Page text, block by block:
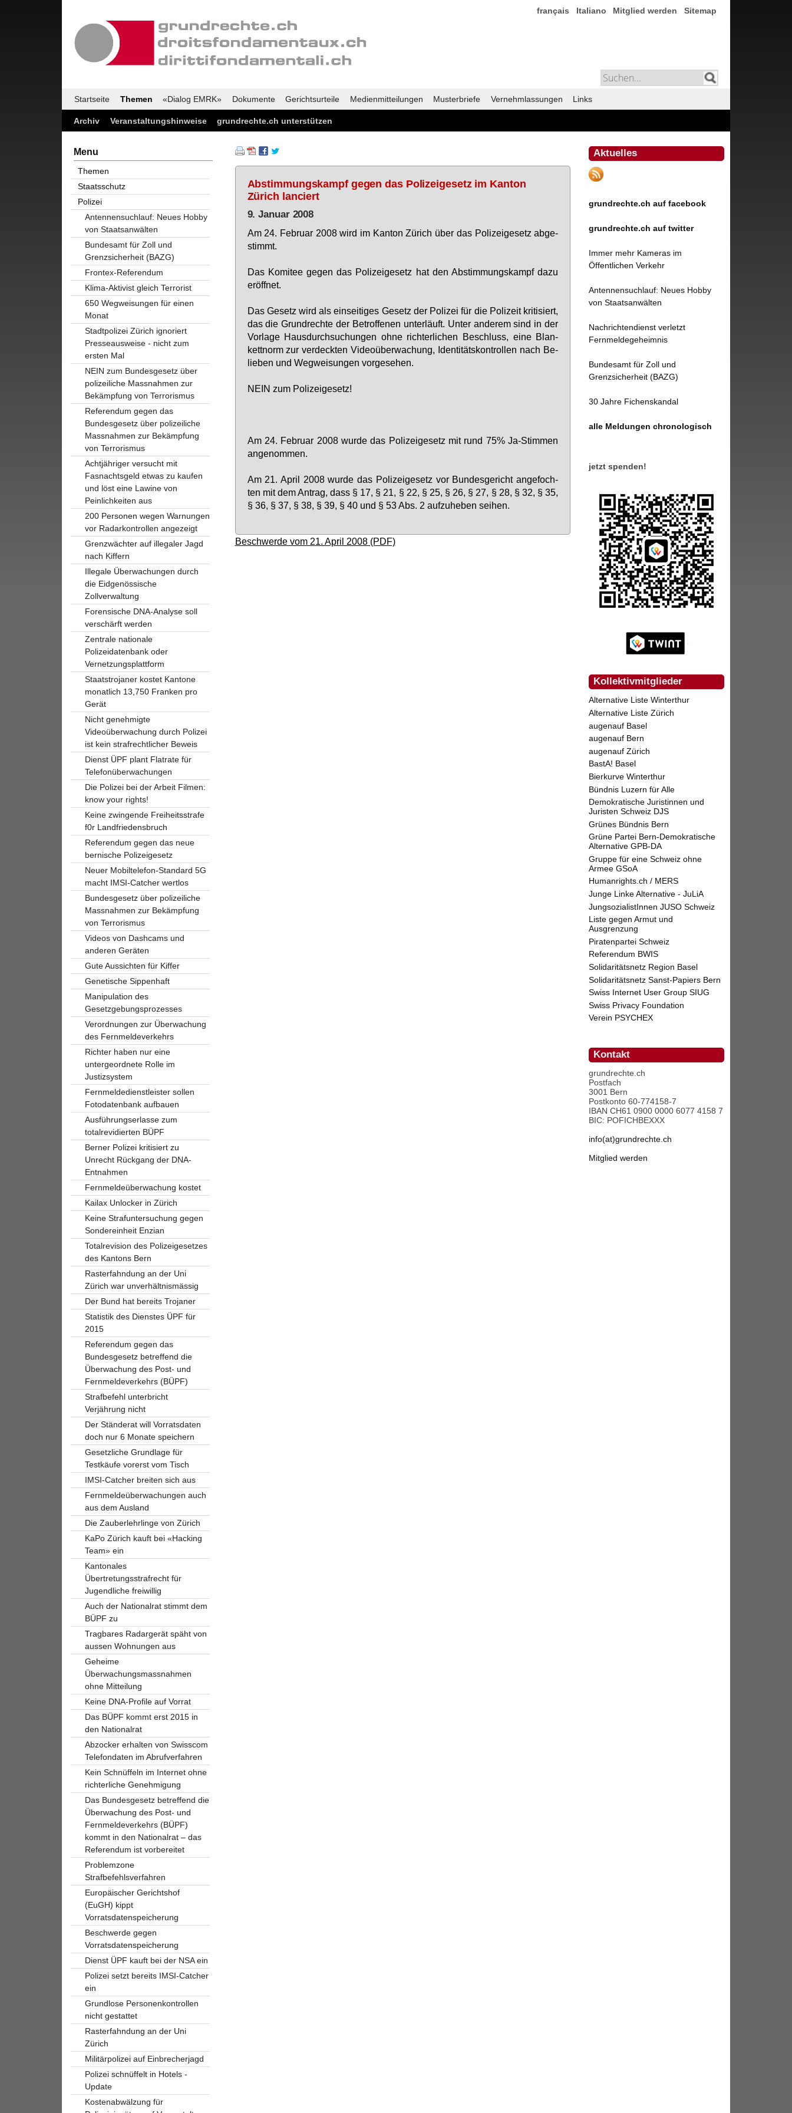
français Italiano Mitglied werden Sitemap
Startseite Themen «Dialog EMRK» Dokumente Gerichtsurteile Medienmitteilungen Musterbriefe Vernehmlassungen Links
Archiv Veranstaltungshinweise grundrechte.ch unterstützen
Abstimmungskampf gegen das Polizeigesetz im Kanton
Zürich lanciert
9. Januar 2008
Am 24. Fe­bru­ar 2008 wird im Kan­ton Zü­rich über das Po­li­zei­ge­setz ab­ge­
stimmt.
Das Ko­mi­tee ge­gen das Po­li­zei­ge­setz hat den Ab­stim­mungs­kampf da­zu
er­öff­net.
Das Ge­setz wird als ein­sei­ti­ges Ge­setz der Po­li­zei für die Po­li­zeit kri­ti­siert,
das die Grund­rech­te der Be­trof­fe­nen un­ter­läuft. Un­ter an­de­rem sind in der
Vor­la­ge Haus­durch­su­chun­gen oh­ne rich­ter­li­chen Be­schluss, ei­ne Blan­
kett­norm zur ver­deck­ten Vi­deo­über­wa­chung, Iden­ti­täts­kon­trol­len nach Be­
lie­ben und Weg­wei­sun­gen vor­ge­se­hen.
NEIN zum Po­li­zei­ge­setz!
Am 24. Fe­bru­ar 2008 wur­de das Po­li­zei­ge­setz mit rund 75% Ja-Stim­men
an­ge­nom­men.
Am 21. April 2008 wur­de das Po­li­zei­ge­setz vor Bun­des­ge­richt an­ge­foch­
ten mit dem An­trag, dass § 17, § 21, § 22, § 25, § 26, § 27, § 28, § 32, § 35,
§ 36, § 37, § 38, § 39, § 40 und § 53 Abs. 2 auf­zu­he­ben sei­hen.
Beschwerde vom 21. April 2008 (PDF)
Aktuelles
grundrechte.ch auf facebook
grundrechte.ch auf twitter
Immer mehr Kameras im
Öffentlichen Verkehr
Antennensuchlauf: Neues Hobby
von Staatsanwälten
Nachrichtendienst verletzt
Fernmeldegeheimnis
Bundesamt für Zoll und
Grenzsicherheit (BAZG)
30 Jahre Fichenskandal
alle Meldungen chronologisch
jetzt spenden!
Kollektivmitglieder
Alternative Liste Winterthur
Alternative Liste Zürich
augenauf Basel
augenauf Bern
augenauf Zürich
BastA! Basel
Bierkurve Winterthur
Bündnis Luzern für Alle
Demokratische Juristinnen und
Juristen Schweiz DJS
Grünes Bündnis Bern
Grüne Partei Bern-Demokratische
Alternative GPB-DA
Gruppe für eine Schweiz ohne
Armee GSoA
Humanrights.ch / MERS
Junge Linke Alternative - JuLiA
JungsozialistInnen JUSO Schweiz
Liste gegen Armut und
Ausgrenzung
Piratenpartei Schweiz
Referendum BWIS
Solidaritätsnetz Region Basel
Solidaritätsnetz Sanst-Papiers Bern
Swiss Internet User Group SIUG
Swiss Privacy Foundation
Verein PSYCHEX
Kontakt
grundrechte.ch
Postfach
3001 Bern
Postkonto 60-774158-7
IBAN CH61 0900 0000 6077 4158 7
BIC: POFICHBEXXX
info(at)grundrechte.ch
Mitglied werden
Menu
Themen
Staatsschutz
Polizei
Antennensuchlauf: Neues Hobby
von Staatsanwälten
Bundesamt für Zoll und
Grenzsicherheit (BAZG)
Frontex-Referendum
Klima-Aktivist gleich Terrorist
650 Wegweisungen für einen
Monat
Stadtpolizei Zürich ignoriert
Presseausweise - nicht zum
ersten Mal
NEIN zum Bundesgesetz über
polizeiliche Massnahmen zur
Bekämpfung von Terrorismus
Referendum gegen das
Bundesgesetz über polizeiliche
Massnahmen zur Bekämpfung
von Terrorismus
Achtjähriger versucht mit
Fasnachtsgeld etwas zu kaufen
und löst eine Lawine von
Peinlichkeiten aus
200 Personen wegen Warnungen
vor Radarkontrollen angezeigt
Grenzwächter auf illegaler Jagd
nach Kiffern
Illegale Überwachungen durch
die Eidgenössische
Zollverwaltung
Forensische DNA-Analyse soll
verschärft werden
Zentrale nationale
Polizeidatenbank oder
Vernetzungsplattform
Staatstrojaner kostet Kantone
monatlich 13,750 Franken pro
Gerät
Nicht genehmigte
Videoüberwachung durch Polizei
ist kein strafrechtlicher Beweis
Dienst ÜPF plant Flatrate für
Telefonüberwachungen
Die Polizei bei der Arbeit Filmen:
know your rights!
Keine zwingende Freiheitsstrafe
f0r Landfriedensbruch
Referendum gegen das neue
bernische Polizeigesetz
Neuer Mobiltelefon-Standard 5G
macht IMSI-Catcher wertlos
Bundesgesetz über polizeiliche
Massnahmen zur Bekämpfung
von Terrorismus
Videos von Dashcams und
anderen Geräten
Gute Aussichten für Kiffer
Genetische Sippenhaft
Manipulation des
Gesetzgebungsprozesses
Verordnungen zur Überwachung
des Fernmeldeverkehrs
Richter haben nur eine
untergeordnete Rolle im
Justizsystem
Fernmeldedienstleister sollen
Fotodatenbank aufbauen
Ausführungserlasse zum
totalrevidierten BÜPF
Berner Polizei kritisiert zu
Unrecht Rückgang der DNA-
Entnahmen
Fernmeldeüberwachung kostet
Kailax Unlocker in Zürich
Keine Strafuntersuchung gegen
Sondereinheit Enzian
Totalrevision des Polizeigesetzes
des Kantons Bern
Rasterfahndung an der Uni
Zürich war unverhältnismässig
Der Bund hat bereits Trojaner
Statistik des Dienstes ÜPF für
2015
Referendum gegen das
Bundesgesetz betreffend die
Überwachung des Post- und
Fernmeldeverkehrs (BÜPF)
Strafbefehl unterbricht
Verjährung nicht
Der Ständerat will Vorratsdaten
doch nur 6 Monate speichern
Gesetzliche Grundlage für
Testkäufe vorerst vom Tisch
IMSI-Catcher breiten sich aus
Fernmeldeüberwachungen auch
aus dem Ausland
Die Zauberlehrlinge von Zürich
KaPo Zürich kauft bei «Hacking
Team» ein
Kantonales
Übertretungsstrafrecht für
Jugendliche freiwillig
Auch der Nationalrat stimmt dem
BÜPF zu
Tragbares Radargerät späht von
aussen Wohnungen aus
Geheime
Überwachungsmassnahmen
ohne Mitteilung
Keine DNA-Profile auf Vorrat
Das BÜPF kommt erst 2015 in
den Nationalrat
Abzocker erhalten von Swisscom
Telefondaten im Abrufverfahren
Kein Schnüffeln im Internet ohne
richterliche Genehmigung
Das Bundesgesetz betreffend die
Überwachung des Post- und
Fernmeldeverkehrs (BÜPF)
kommt in den Nationalrat – das
Referendum ist vorbereitet
Problemzone
Strafbefehlsverfahren
Europäischer Gerichtshof
(EuGH) kippt
Vorratsdatenspeicherung
Beschwerde gegen
Vorratsdatenspeicherung
Dienst ÜPF kauft bei der NSA ein
Polizei setzt bereits IMSI-Catcher
ein
Grundlose Personenkontrollen
nicht gestattet
Rasterfahndung an der Uni
Zürich
Militärpolizei auf Einbrecherjagd
Polizei schnüffelt in Hotels -
Update
Kostenabwälzung für